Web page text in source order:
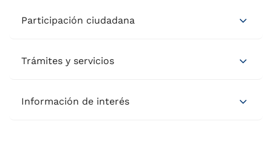
Participación ciudadana
Trámites y servicios
Información de interés